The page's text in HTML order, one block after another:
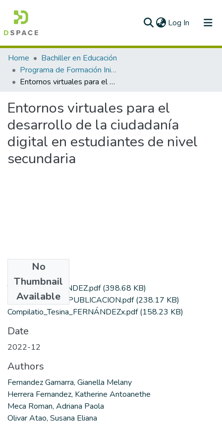
Log In (current)
Communities & Collections
All of DSpace
Home
Bachiller en Educación
Programa de Formación Inicial docente
Entornos virtuales para el desarrollo de la ciudadanía digital en estudiantes de nivel secundaria
Entornos virtuales para el
desarrollo de la ciudadanía
digital en estudiantes de nivel
secundaria
No
Thumbnail
Available
TESINA_FERNANDEZ.pdf(398.68 KB)
AUTORIZACION PUBLICACION.pdf(238.17 KB)
Compilatio_Tesina_FERNÁNDEZx.pdf(158.23 KB)
Date
2022-12
Authors
Fernandez Gamarra, Gianella Melany
Herrera Fernandez, Katherine Antoanethe
Meca Roman, Adriana Paola
Olivar Atao, Susana Eliana